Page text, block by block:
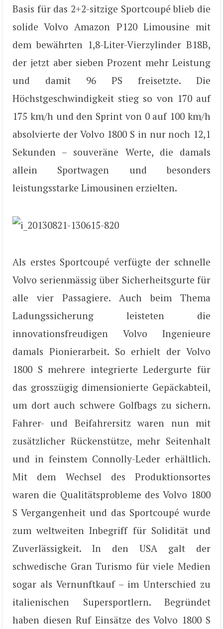
Basis für das 2+2-sitzige Sportcoupé blieb die
solide Volvo Amazon P120 Limousine mit
dem bewährten 1,8-Liter-Vierzylinder B18B,
der jetzt aber sieben Prozent mehr Leistung
und damit 96 PS freisetzte. Die
Höchstgeschwindigkeit stieg so von 170 auf
175 km/h und den Sprint von 0 auf 100 km/h
absolvierte der Volvo 1800 S in nur noch 12,1
Sekunden – souveräne Werte, die damals
allein Sportwagen und besonders
leistungsstarke Limousinen erzielten.
Als erstes Sportcoupé verfügte der schnelle
Volvo serienmässig über Sicherheitsgurte für
alle vier Passagiere. Auch beim Thema
Ladungssicherung leisteten die
innovationsfreudigen Volvo Ingenieure
damals Pionierarbeit. So erhielt der Volvo
1800 S mehrere integrierte Ledergurte für
das grosszügig dimensionierte Gepäckabteil,
um dort auch schwere Golfbags zu sichern.
Fahrer- und Beifahrersitz waren nun mit
zusätzlicher Rückenstütze, mehr Seitenhalt
und in feinstem Connolly-Leder erhältlich.
Mit dem Wechsel des Produktionsortes
waren die Qualitätsprobleme des Volvo 1800
S Vergangenheit und das Sportcoupé wurde
zum weltweiten Inbegriff für Solidität und
Zuverlässigkeit. In den USA galt der
schwedische Gran Turismo für viele Medien
sogar als Vernunftkauf – im Unterschied zu
italienischen Supersportlern. Begründet
haben diesen Ruf Einsätze des Volvo 1800 S